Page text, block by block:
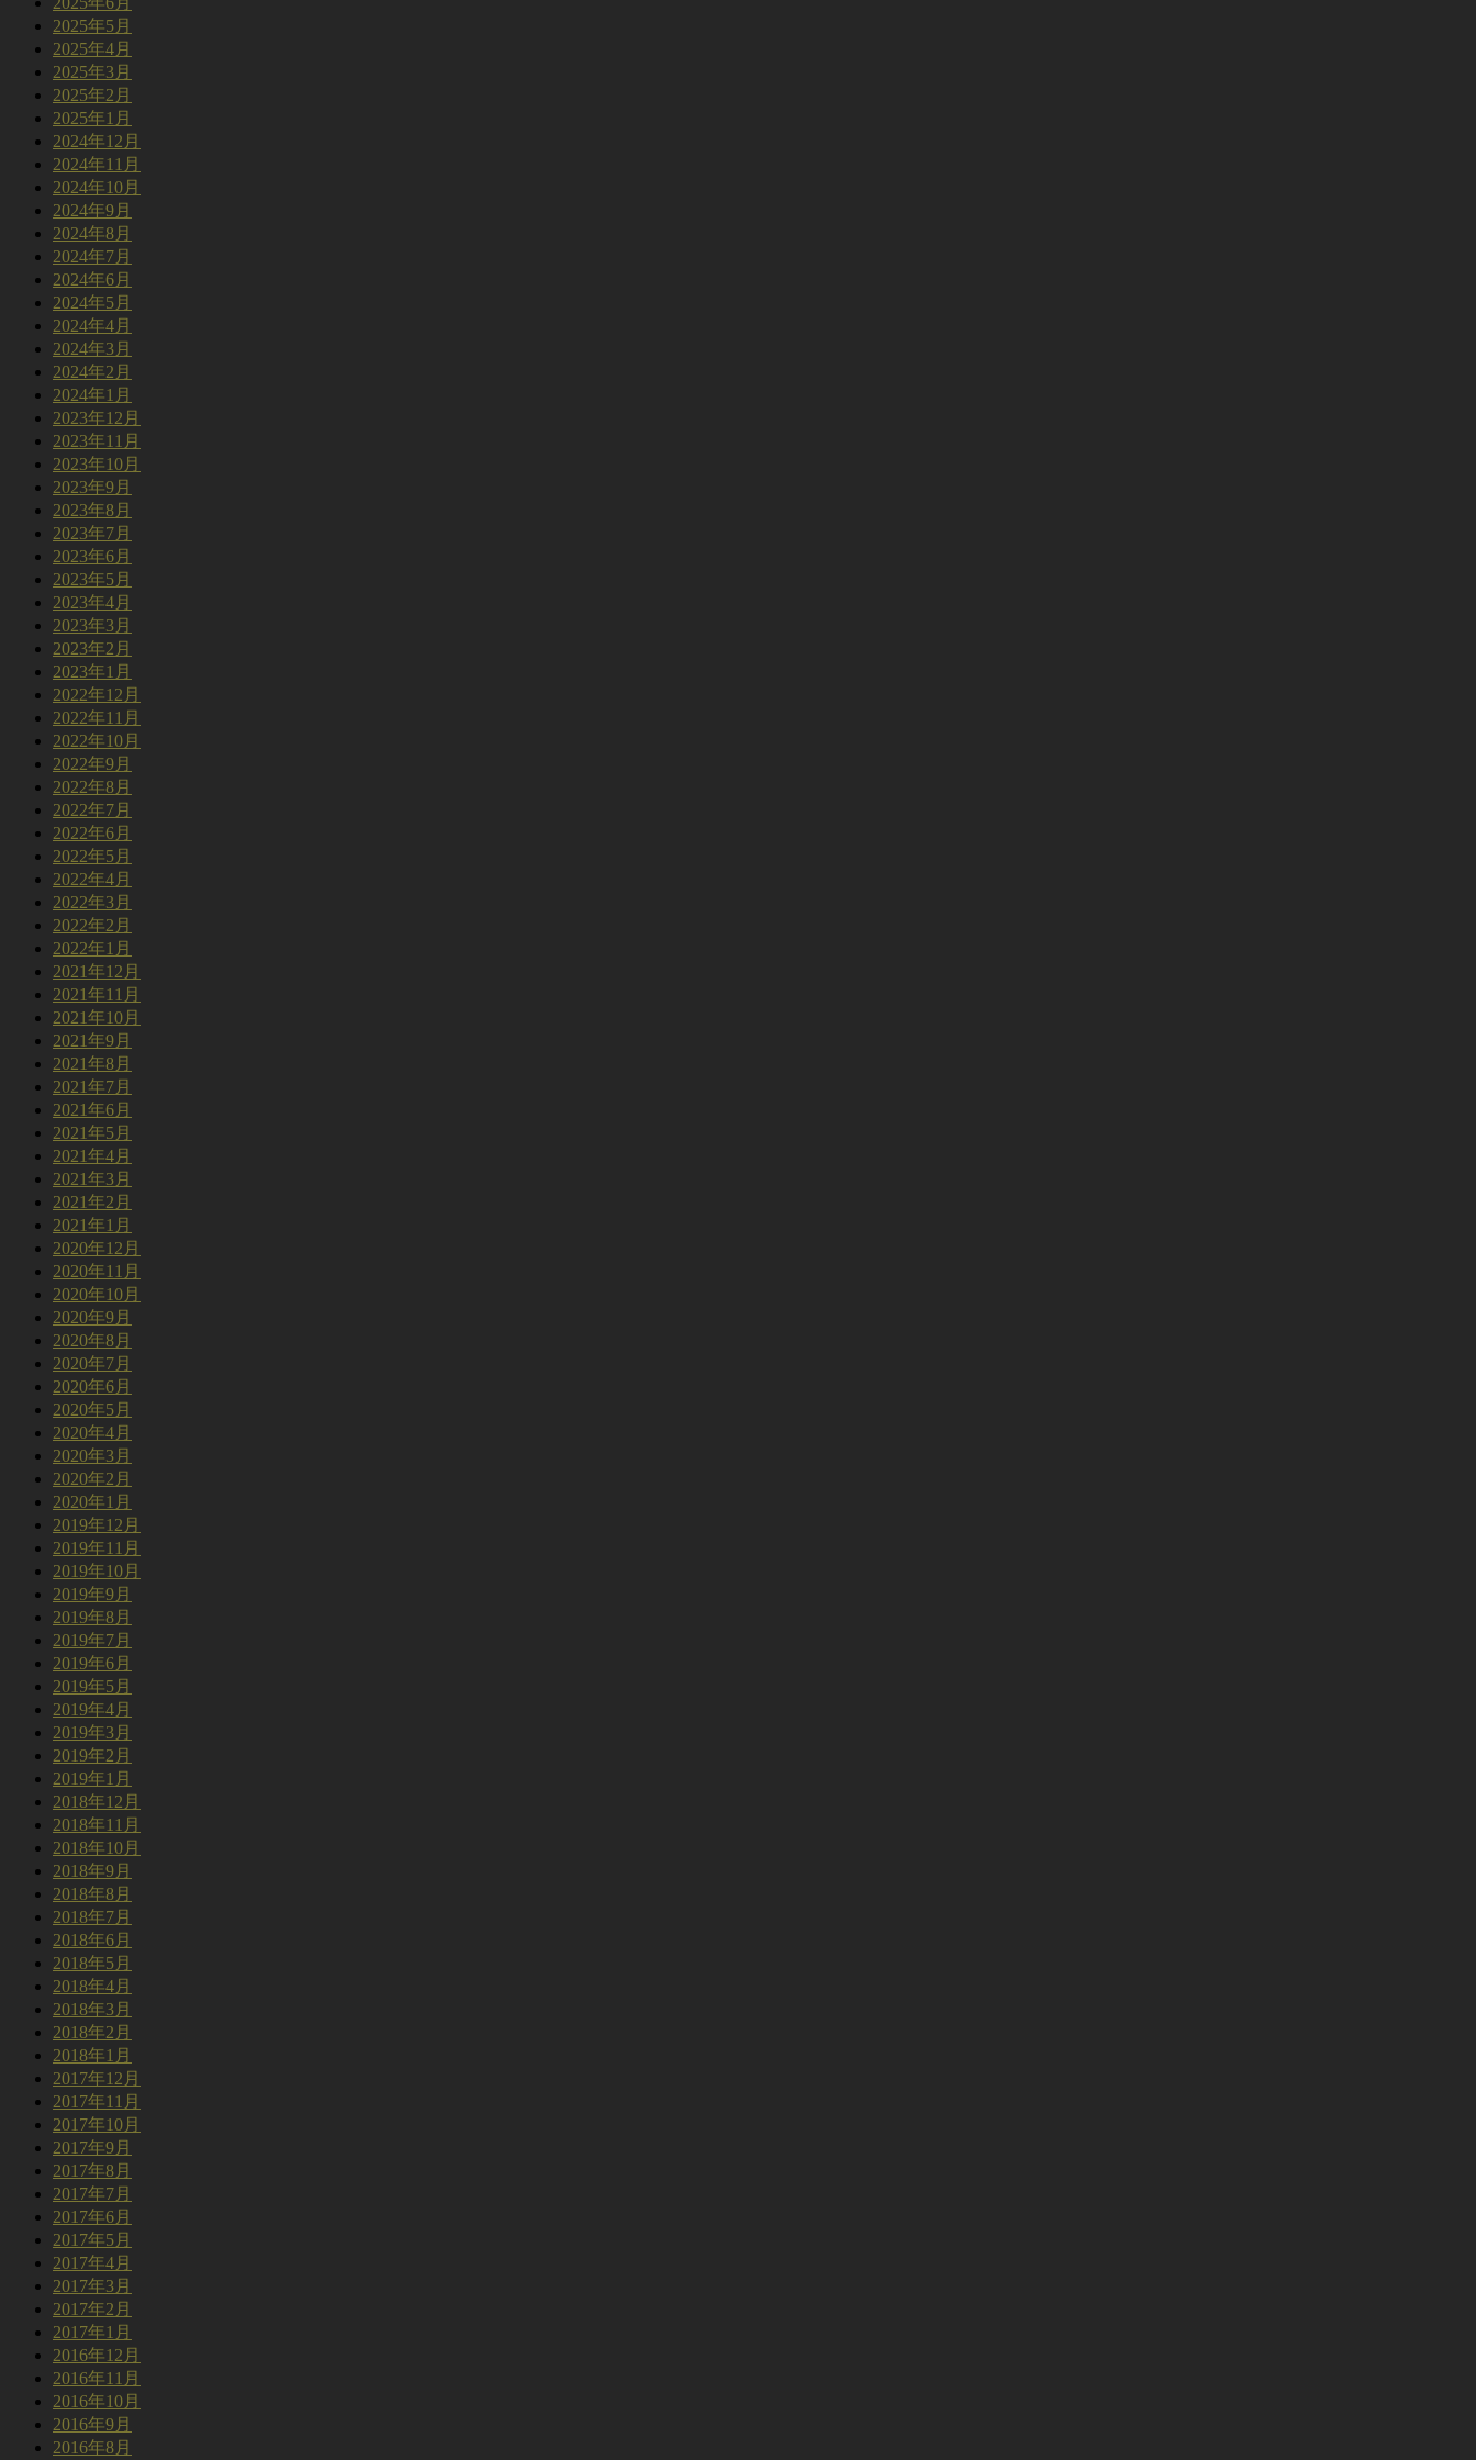
2025年5月
2025年4月
2025年3月
2025年2月
2025年1月
2024年12月
2024年11月
2024年10月
2024年9月
2024年8月
2024年7月
2024年6月
2024年5月
2024年4月
2024年3月
2024年2月
2024年1月
2023年12月
2023年11月
2023年10月
2023年9月
2023年8月
2023年7月
2023年6月
2023年5月
2023年4月
2023年3月
2023年2月
2023年1月
2022年12月
2022年11月
2022年10月
2022年9月
2022年8月
2022年7月
2022年6月
2022年5月
2022年4月
2022年3月
2022年2月
2022年1月
2021年12月
2021年11月
2021年10月
2021年9月
2021年8月
2021年7月
2021年6月
2021年5月
2021年4月
2021年3月
2021年2月
2021年1月
2020年12月
2020年11月
2020年10月
2020年9月
2020年8月
2020年7月
2020年6月
2020年5月
2020年4月
2020年3月
2020年2月
2020年1月
2019年12月
2019年11月
2019年10月
2019年9月
2019年8月
2019年7月
2019年6月
2019年5月
2019年4月
2019年3月
2019年2月
2019年1月
2018年12月
2018年11月
2018年10月
2018年9月
2018年8月
2018年7月
2018年6月
2018年5月
2018年4月
2018年3月
2018年2月
2018年1月
2017年12月
2017年11月
2017年10月
2017年9月
2017年8月
2017年7月
2017年6月
2017年5月
2017年4月
2017年3月
2017年2月
2017年1月
2016年12月
2016年11月
2016年10月
2016年9月
2016年8月